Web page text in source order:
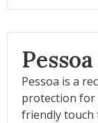
Pessoa is a
protection for
friendly touch